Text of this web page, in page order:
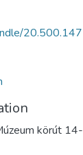
körút